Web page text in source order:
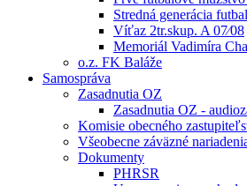
Stredná generácia
Víťaz 2tr.skup. A 07⁄08
Memoriál Vadimíra
o.z. FK Baláže
Samospráva
Zasadnutia OZ
Zasadnutia OZ -
Komisie obecného
Všeobecne záväzné
Dokumenty
PHRSR